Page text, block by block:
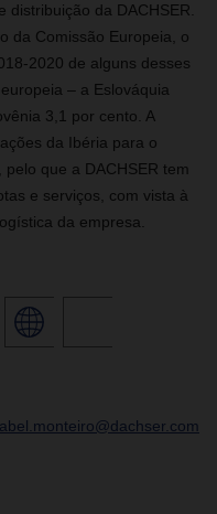
da DACHSER.
da Comissão Europeia, o
2020 de alguns desses
– a Eslováquia
3,1 por cento. A
da Ibéria para o
que a DACHSER tem
e serviços, com vista à
da empresa.